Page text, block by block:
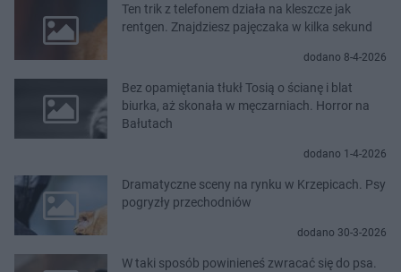
Ten trik z telefonem działa na kleszcze jak
rentgen. Znajdziesz pajęczaka w kilka sekund
dodano 8-4-2026
Bez opamiętania tłukł Tosią o ścianę i blat
biurka, aż skonała w męczarniach. Horror na
Bałutach
dodano 1-4-2026
Dramatyczne sceny na rynku w Krzepicach. Psy
pogryzły przechodniów
dodano 30-3-2026
W taki sposób powinieneś zwracać się do psa.